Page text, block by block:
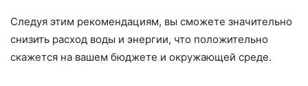
Следуя этим рекомендациям, вы сможете значительно
снизить расход воды и энергии, что положительно
скажется на вашем бюджете и окружающей среде.